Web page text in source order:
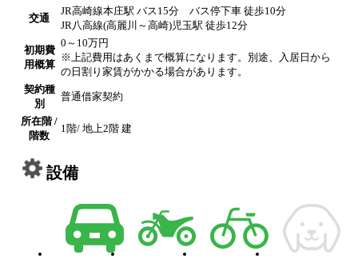
交通
JR高崎線本庄駅 バス15分 バス停下車 徒歩10分
JR八高線(高麗川～高崎)児玉駅 徒歩12分
初期費
用概算
0～10万円
※上記費用はあくまで概算になります。別途、入居日から
の日割り家賃がかかる場合があります。
契約種
別
普通借家契約
所在階 /
階数
1階/ 地上2階 建
設備